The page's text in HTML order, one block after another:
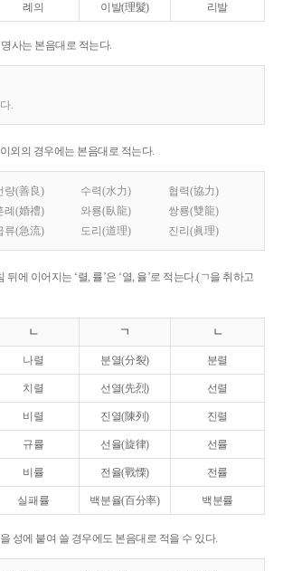
례의 이발(理髮) 리발
사는 본음대로 적는다.
.
외의 경우에는 본음대로 적는다.
량(善良) 수력(水力)
협력(協力)
례(婚禮) 와룡(臥龍)
쌍룡(雙龍)
류(急流) 도리(道理) 진리(眞理)
뒤에 이어지는 ‘렬, 률’은 ‘열, 율’로 적는다.(ㄱ을 취하고
ㄴ ㄱ ㄴ
나렬 분열(分裂) 분렬
치렬 선열(先烈) 선렬
비렬 진열(陳列) 진렬
규률 선율(旋律) 선률
비률 전율(戰慄) 전률
실패률 백분율(百分率) 백분률
성에 붙여 쓸 경우에도 본음대로 적을 수 있다.